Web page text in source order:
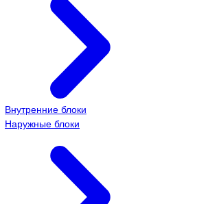
Внутренние блоки
Наружные блоки